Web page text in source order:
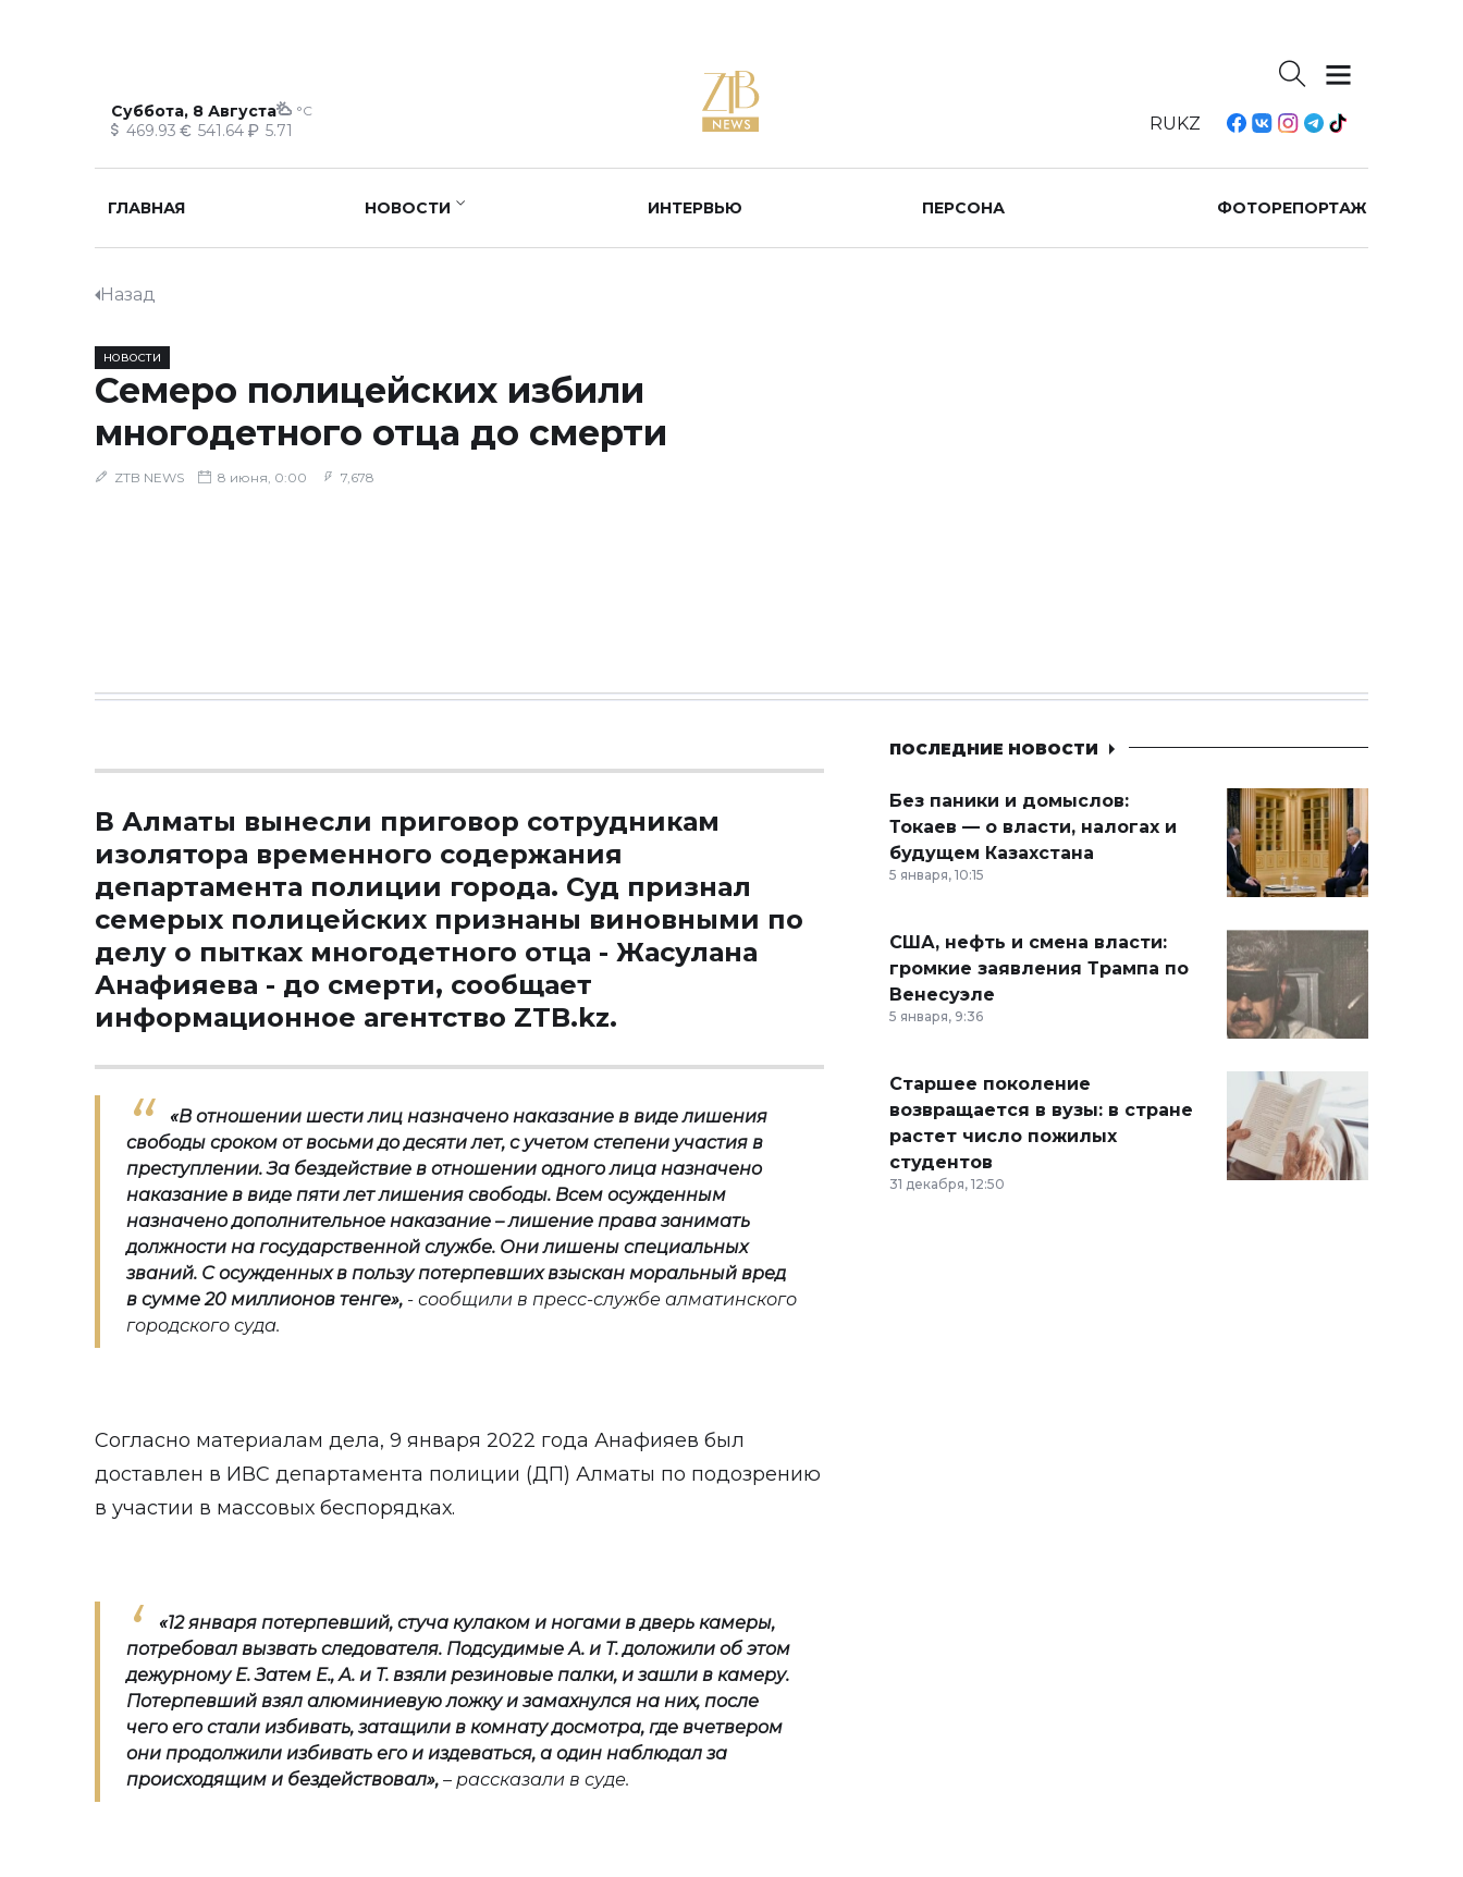
Суббота, 8 Августа °C
469.93 541.64 5.71 RUKZ
ГЛАВНАЯ НОВОСТИ ИНТЕРВЬЮ ПЕРСОНА ФОТОРЕПОРТАЖ
Назад
НОВОСТИ
Семеро полицейских избили
многодетного отца до смерти
ZTB NEWS 8 июня, 0:00 7,678
В Алматы вынесли приговор сотрудникам
изолятора временного содержания
департамента полиции города. Суд признал
семерых полицейских признаны виновными по
делу о пытках многодетного отца - Жасулана
Анафияева - до смерти, сообщает
информационное агентство ZTB.kz.
«В отношении шести лиц назначено наказание в виде лишения
свободы сроком от восьми додесяти лет, с учетом степени участия в
преступлении. За бездействие в отношении одного лица назначено
наказание в виде пяти лет лишения свободы. Всем осужденным
назначено дополнительное наказание – лишение права занимать
должности на государственной службе. Они лишены специальных
званий. С осужденных в пользу потерпевших взыскан моральный вред
в сумме 20 миллионов тенге», - сообщили в пресс-службе алматинского
городского суда.
Согласно материалам дела, 9 января 2022 года Анафияев был
доставлен в ИВС департамента полиции (ДП) Алматы по подозрению
в участии в массовых беспорядках.
«12 января потерпевший, стуча кулаком и ногами в дверь камеры,
потребовал вызвать следователя. Подсудимые А. и Т. доложили об этом
дежурному Е. Затем Е., А. и Т. взяли резиновые палки, и зашли в камеру.
Потерпевший взял алюминиевую ложку и замахнулся на них, после
чего его стали избивать, затащили в комнату досмотра, где вчетвером
они продолжили избивать его и издеваться, а один наблюдал за
происходящим и бездействовал», – рассказали в суде.
ПОСЛЕДНИЕ НОВОСТИ
Без паники и домыслов:
Токаев — о власти, налогах и
будущем Казахстана
5 января, 10:15
США, нефть и смена власти:
громкие заявления Трампа по
Венесуэле
5 января, 9:36
Старшее поколение
возвращается в вузы: в стране
растет число пожилых
студентов
31 декабря, 12:50